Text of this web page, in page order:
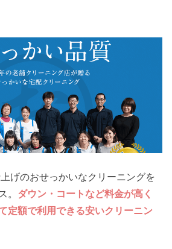
げのおせっかいなクリーニングを
。 ダウン・コートなど料金が高く
定額で利用できる安いクリーニン